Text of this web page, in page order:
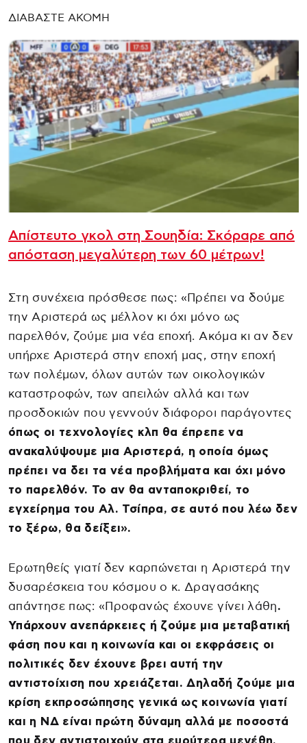
ΔΙΑΒΑΣΤΕ ΑΚΟΜΗ
Απίστευτο γκολ στη Σουηδία: Σκόραρε από
απόσταση μεγαλύτερη των 60 μέτρων!
Στη συνέχεια πρόσθεσε πως: «Πρέπει να δούμε
την Αριστερά ως μέλλον κι όχι μόνο ως
παρελθόν, ζούμε μια νέα εποχή. Ακόμα κι αν δεν
υπήρχε Αριστερά στην εποχή μας, στην εποχή
των πολέμων, όλων αυτών των οικολογικών
καταστροφών, των απειλών αλλά και των
προσδοκιών που γεννούν διάφοροι παράγοντες
όπως οι τεχνολογίες κλπ θα έπρεπε να
ανακαλύψουμε μια Αριστερά, η οποία όμως
πρέπει να δει τα νέα προβλήματα και όχι μόνο
το παρελθόν. Το αν θα ανταποκριθεί, το
εγχείρημα του Αλ. Τσίπρα, σε αυτό που λέω δεν
το ξέρω, θα δείξει».
Ερωτηθείς γιατί δεν καρπώνεται η Αριστερά την
δυσαρέσκεια του κόσμου ο κ. Δραγασάκης
απάντησε πως: «Προφανώς έχουνε γίνει λάθη.
Υπάρχουν ανεπάρκειες ή ζούμε μια μεταβατική
φάση που και η κοινωνία και οι εκφράσεις οι
πολιτικές δεν έχουνε βρει αυτή την
αντιστοίχιση που χρειάζεται. Δηλαδή ζούμε μια
κρίση εκπροσώπησης γενικά ως κοινωνία γιατί
και η ΝΔ είναι πρώτη δύναμη αλλά με ποσοστά
που δεν αντιστοιχούν στα ευρύτερα μεγέθη.